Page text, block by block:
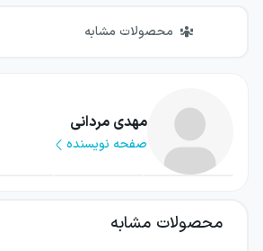
محصولات مشابه
مهدی مردانی
صفحه نویسنده
محصولات مشابه